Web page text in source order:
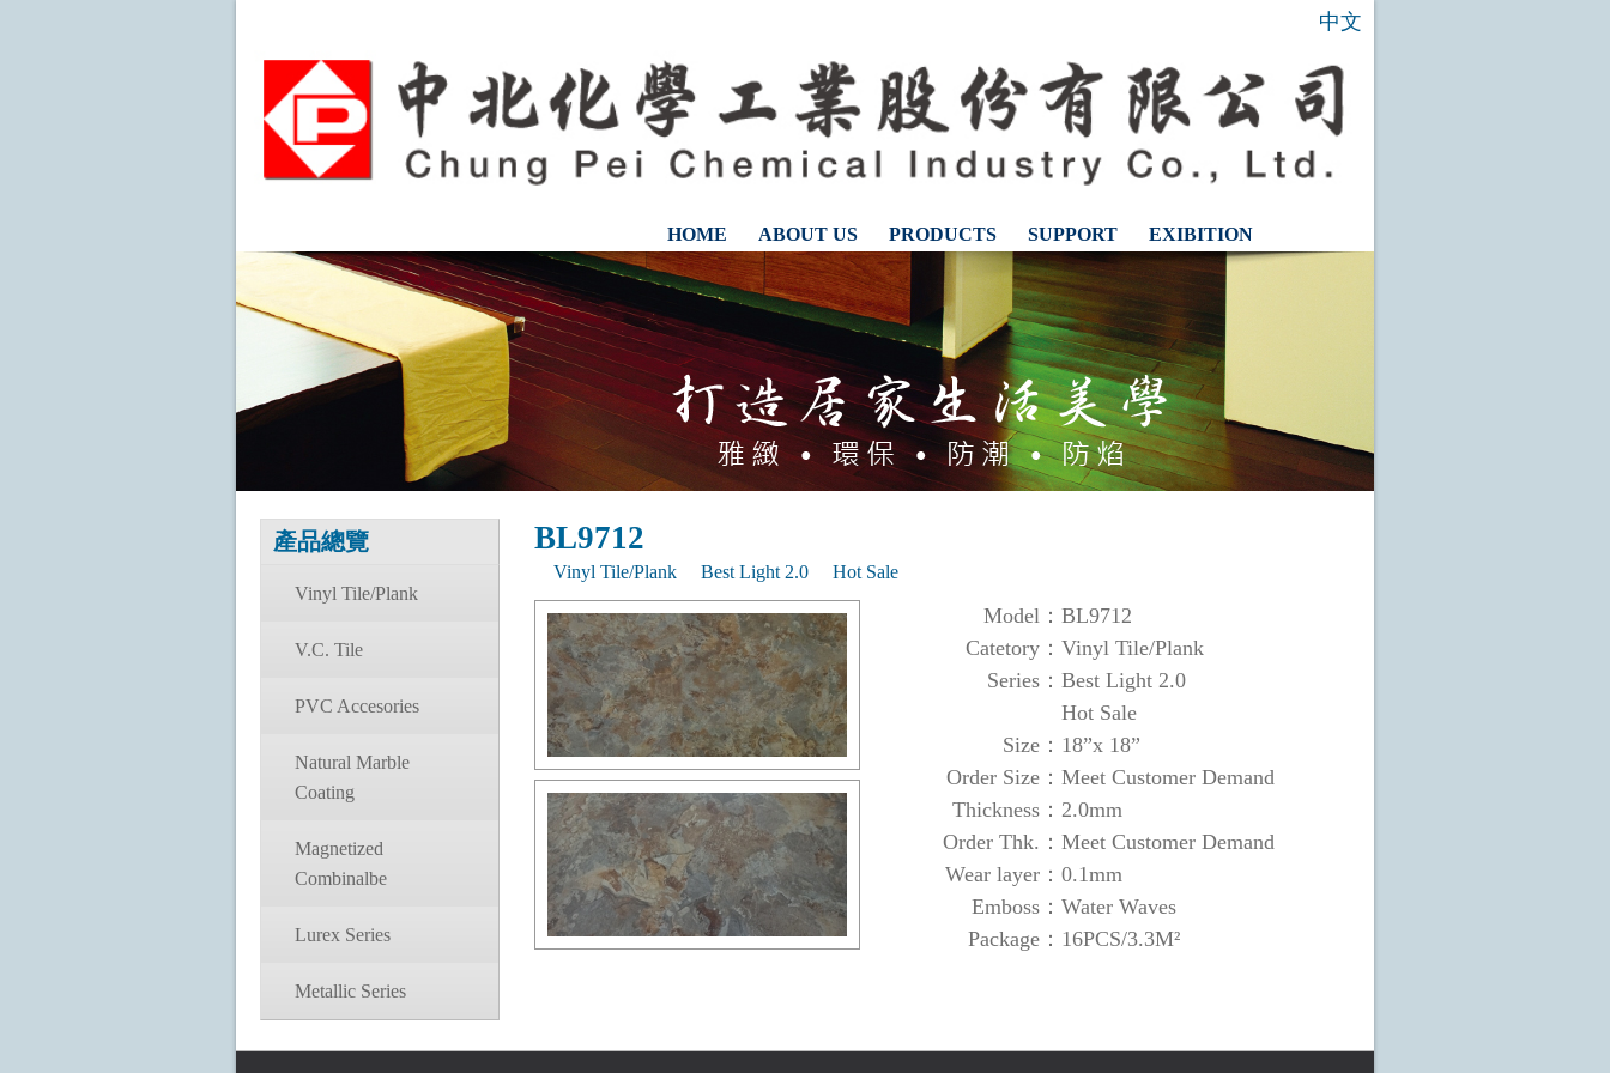
中文
HOME ABOUT US PRODUCTS SUPPORT EXIBITION
CONTACT US
產品總覽
Vinyl Tile/Plank
V.C. Tile
PVC Accesories
Natural Marble
Coating
Magnetized
Combinalbe
Lurex Series
Metallic Series
BL9712
Vinyl Tile/Plank Best Light 2.0 Hot Sale
Model： BL9712
Catetory：
Series：
Vinyl Tile/Plank
Best Light 2.0
Hot Sale
Size： 18”x 18”
Order Size： Meet Customer Demand
Thickness： 2.0mm
Order Thk.： Meet Customer Demand
Wear layer： 0.1mm
Emboss： Water Waves
Package： 16PCS/3.3M²